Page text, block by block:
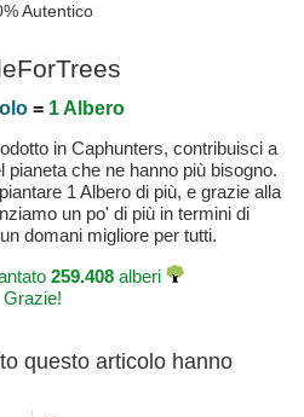
Autentico
= 1 Albero
in Caphunters, contribuisci a
pianeta che ne hanno più bisogno.
1 Albero di più, e grazie alla
un po' di più in termini di
domani migliore per tutti.
259.408 alberi
Grazie!
questo articolo hanno